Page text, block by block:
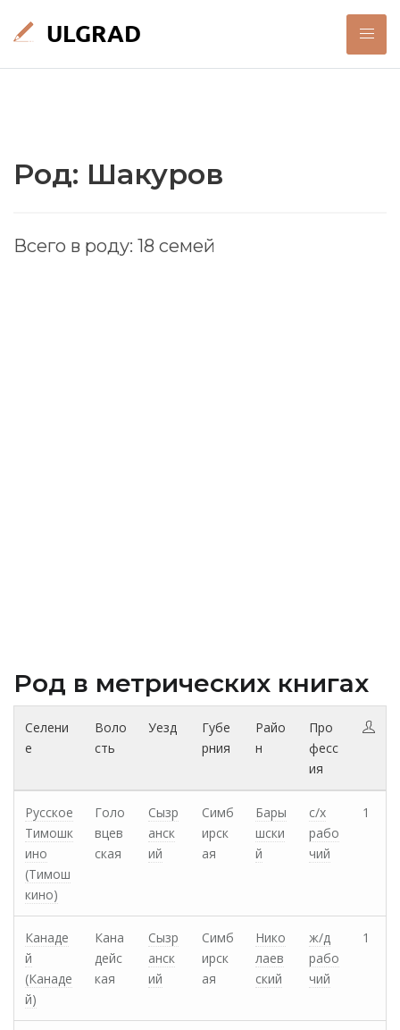
Род: Шакуров
Всего в роду: 18 семей
Род в метрических книгах
Селени
е
Воло
сть
Уезд
Губе
рния
Райо
н
Про
фесс
ия
Русское
Тимошк
ино
(Тимош
кино)
Голо
вцев
ская
Сызр
анск
ий
Симб
ирск
ая
Бары
шски
й
с/х
рабо
чий
1
Канаде
й
(Канаде
й)
Кана
дейс
кая
Сызр
анск
ий
Симб
ирск
ая
Нико
лаев
ский
ж/д
рабо
чий
1